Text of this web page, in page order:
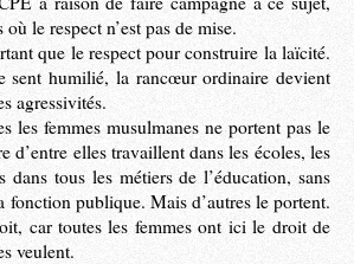
le respect n’est pas de mise.
que le respect pour construire la laïcité.
sent humilié, la rancœur ordinaire devient
agressivités.
les femmes musulmanes ne portent pas le
d’entre elles travaillent dans les écoles, les
dans tous les métiers de l’éducation, sans
fonction publique. Mais d’autres le portent.
car toutes les femmes ont ici le droit de
veulent.